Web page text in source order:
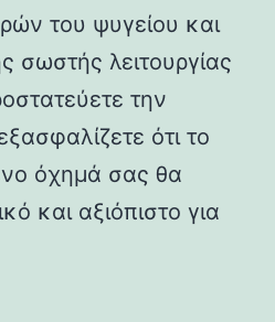
του ψυγείου και
σωστής λειτουργίας
την
ότι το
όχημά σας θα
και αξιόπιστο για